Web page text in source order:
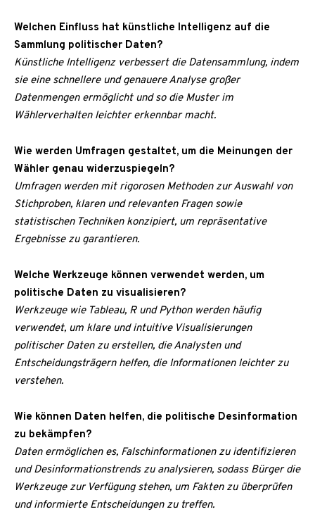
Welchen Einfluss hat künstliche Intelligenz auf die
Sammlung politischer Daten?
Künstliche Intelligenz verbessert die Datensammlung, indem
sie eine schnellere und genauere Analyse großer
Datenmengen ermöglicht und so die Muster im
Wählerverhalten leichter erkennbar macht.
Wie werden Umfragen gestaltet, um die Meinungen der
Wähler genau widerzuspiegeln?
Umfragen werden mit rigorosen Methoden zur Auswahl von
Stichproben, klaren und relevanten Fragen sowie
statistischen Techniken konzipiert, um repräsentative
Ergebnisse zu garantieren.
Welche Werkzeuge können verwendet werden, um
politische Daten zu visualisieren?
Werkzeuge wie Tableau, R und Python werden häufig
verwendet, um klare und intuitive Visualisierungen
politischer Daten zu erstellen, die Analysten und
Entscheidungsträgern helfen, die Informationen leichter zu
verstehen.
Wie können Daten helfen, die politische Desinformation
zu bekämpfen?
Daten ermöglichen es, Falschinformationen zu identifizieren
und Desinformationstrends zu analysieren, sodass Bürger die
Werkzeuge zur Verfügung stehen, um Fakten zu überprüfen
und informierte Entscheidungen zu treffen.